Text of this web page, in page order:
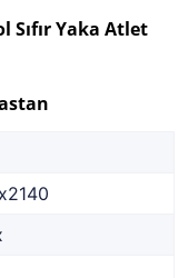
Sıfır Yaka Atlet